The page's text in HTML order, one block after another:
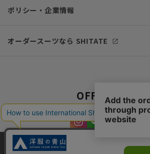
ポリシー・企業情報
オーダースーツなら SHITATE
OFFICIAL SNS